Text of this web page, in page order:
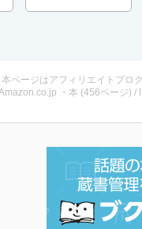
本ページはアフィリエイトプロ
・本 (456ページ) /